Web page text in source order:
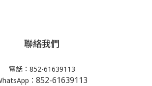
聯絡我們
電話：852-61639113
： 852-61639113